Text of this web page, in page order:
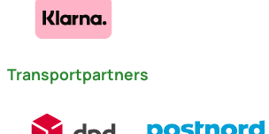
Transportpartners